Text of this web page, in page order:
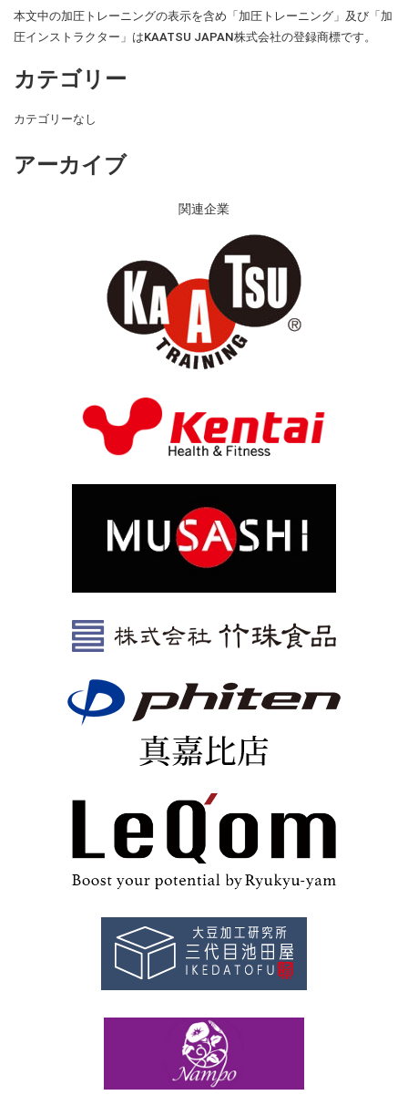
本文中の加圧トレーニングの表示を含め「加圧トレーニング」及び「加
圧インストラクター」はKAATSU JAPAN株式会社の登録商標です。
カテゴリー
カテゴリーなし
アーカイブ
関連企業